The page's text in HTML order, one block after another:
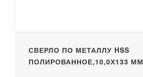
СВЕРЛО ПО МЕТАЛЛУ HSS
ПОЛИРОВАННОЕ,10,0Х133 ММ